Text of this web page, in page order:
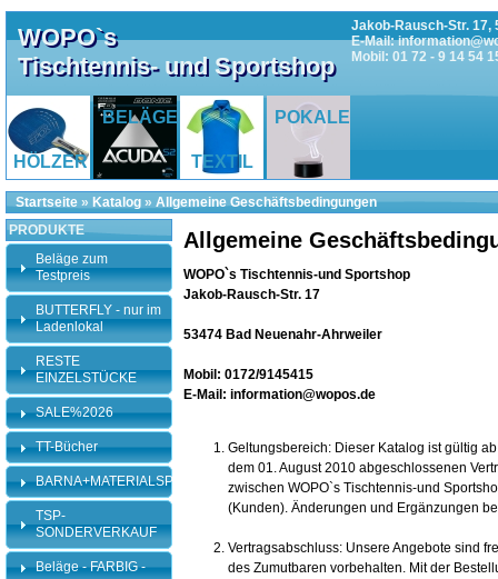
WOPO`s
Tischtennis- und Sportshop
Jakob-Rausch-Str. 17,
E-Mail:
Mobil: 01 72 - 9 14 54
HÖLZER
BELÄGE
TEXTIL
POKALE
Startseite » Katalog » Allgemeine Geschäftsbedingungen
Allgemeine
WOPO`s Tischtennis-und Sportshop
Jakob-Rausch-Str. 17
53474 Bad Neuenahr-Ahrweiler
Mobil: 0172/9145415
E-Mail: information@wopos.de
Geltungsbereich: Dieser Katalog ist gültig
dem 01. August 2010 abgeschlossenen
zwischen WOPO`s Tischtennis-und
(Kunden). Änderungen und Ergänzungen
Vertragsabschluss: Unsere Angebote sind
des Zumutbaren vorbehalten. Mit der
PRODUKTE
Beläge zum
Testpreis
BUTTERFLY - nur im
Ladenlokal
RESTE
EINZELSTÜCKE
SALE%2026
TT-Bücher
BARNA+MATERIALSPEZI
TSP-
SONDERVERKAUF
Beläge - FARBIG -